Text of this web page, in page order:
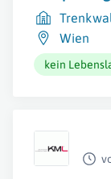
Wien
kein